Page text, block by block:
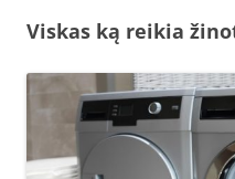
Viskas ką reikia